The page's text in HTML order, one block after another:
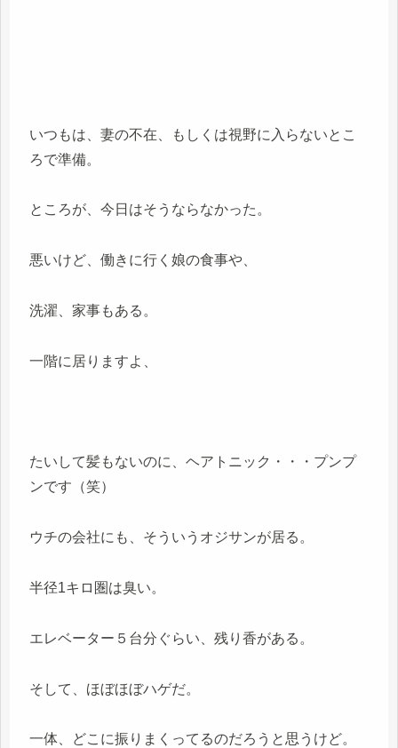
いつもは、妻の不在、もしくは視野に入らないとこ
ろで準備。
ところが、今日はそうならなかった。
悪いけど、働きに行く娘の食事や、
洗濯、家事もある。
一階に居りますよ、
たいして髪もないのに、ヘアトニック・・・プンプ
ンです（笑）
ウチの会社にも、そういうオジサンが居る。
半径1キロ圏は臭い。
エレベーター５台分ぐらい、残り香がある。
そして、ほぼほぼハゲだ。
一体、どこに振りまくってるのだろうと思うけど。